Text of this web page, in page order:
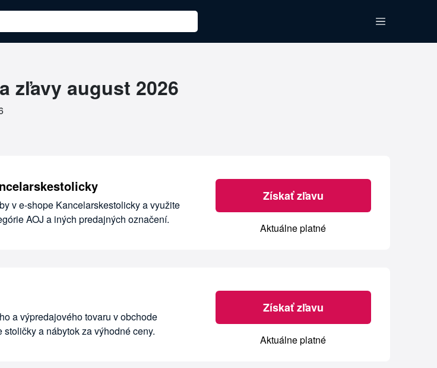
zľavy august 2026
v e-shope Kancelarskestolicky a využite
AOJ a iných predajných označení.
Získať zľavu
Aktuálne platné
a výpredajového tovaru v obchode
a nábytok za výhodné ceny.
Získať zľavu
Aktuálne platné